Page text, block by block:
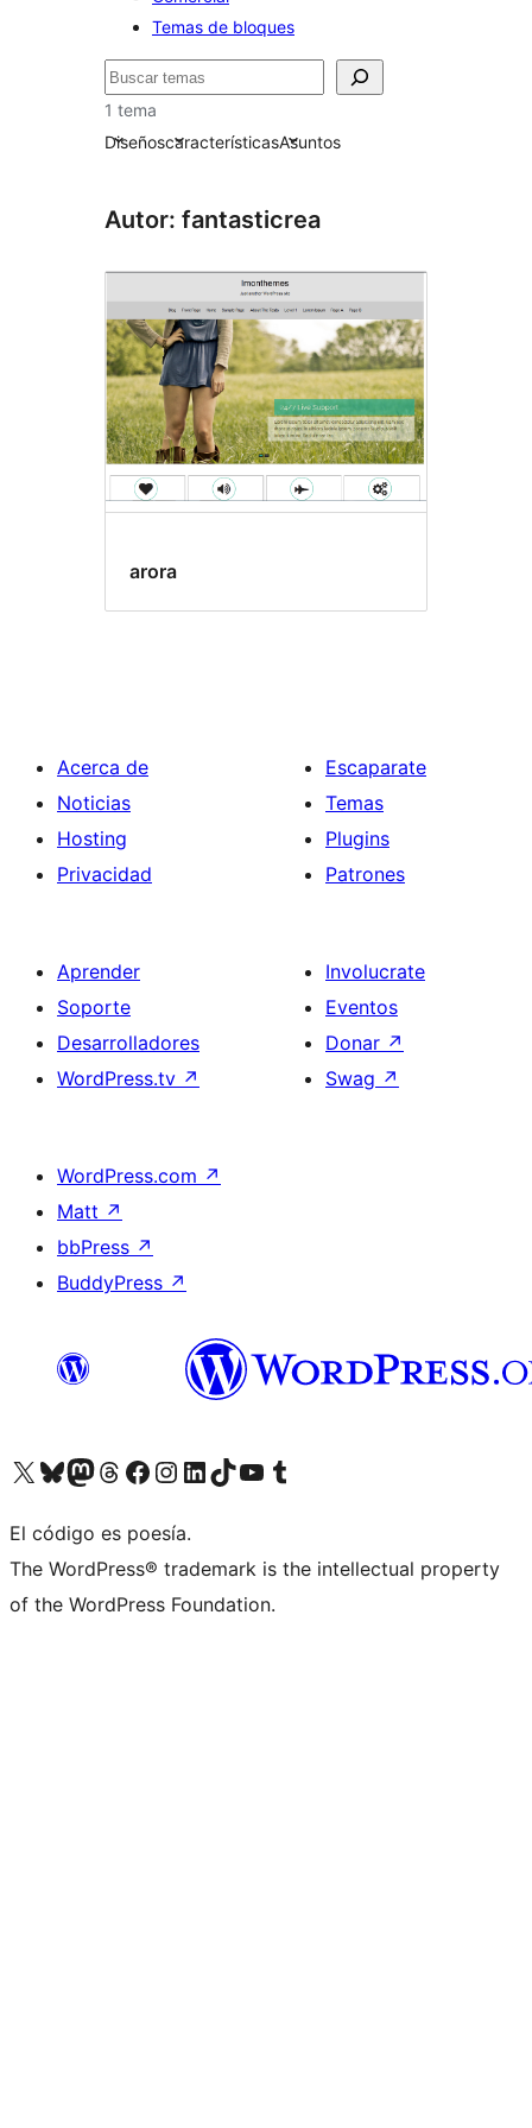
Temas de bloques
Buscar
1 tema
DiseñoscaracterísticasAsuntos
Autor: fantasticrea
arora
Acerca de
Noticias
Hosting
Privacidad
Escaparate
Temas
Plugins
Patrones
Aprender
Soporte
Desarrolladores
WordPress.tv ↗
Involucrate
Eventos
Donar ↗
Swag ↗
WordPress.com ↗
Matt ↗
bbPress ↗
BuddyPress ↗
Visitá nuestra cuenta de X (anteriormente Twitter)
Visitá nuestra cuenta de Bluesky
Visitá nuestra cuenta de Mastodon
Visitá nuestra cuenta de Threads
Visitá nuestra página de Facebook
Visitá nuestra cuenta de Instagram
Visitá nuestra cuenta de LinkedIn
Visitá nuestra cuenta de TikTok
Visitá nuestro canal de YouTube
Visitá nuestra cuenta de Tumblr
El código es poesía.
The WordPress® trademark is the intellectual property
of the WordPress Foundation.